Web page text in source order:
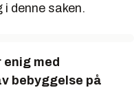
denne saken.
med
bebyggelse på